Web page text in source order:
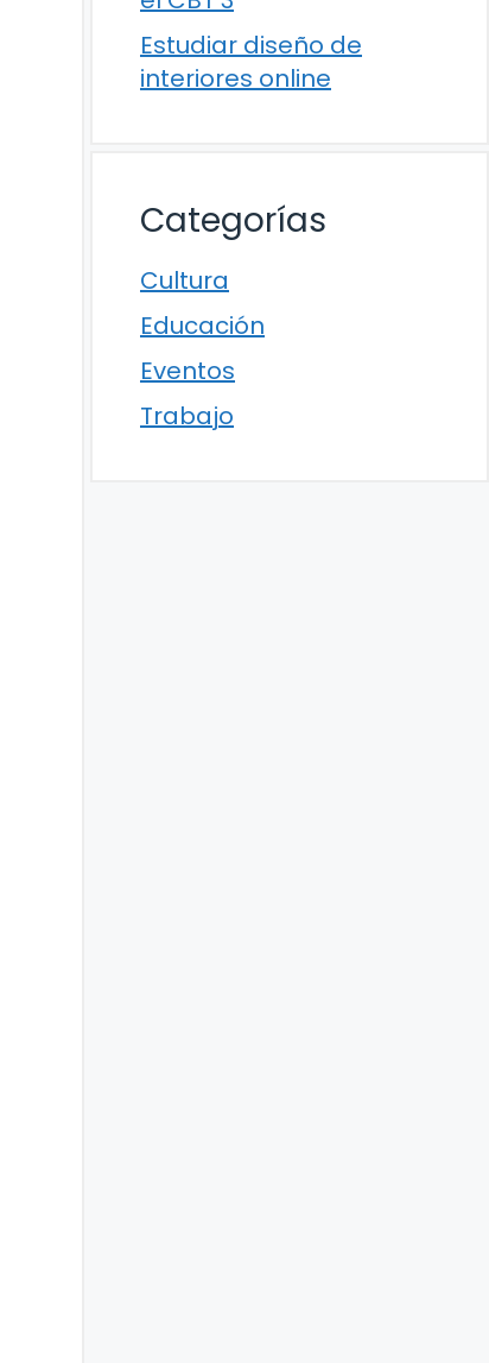
Estudiar diseño de
interiores online
Categorías
Cultura
Educación
Eventos
Trabajo